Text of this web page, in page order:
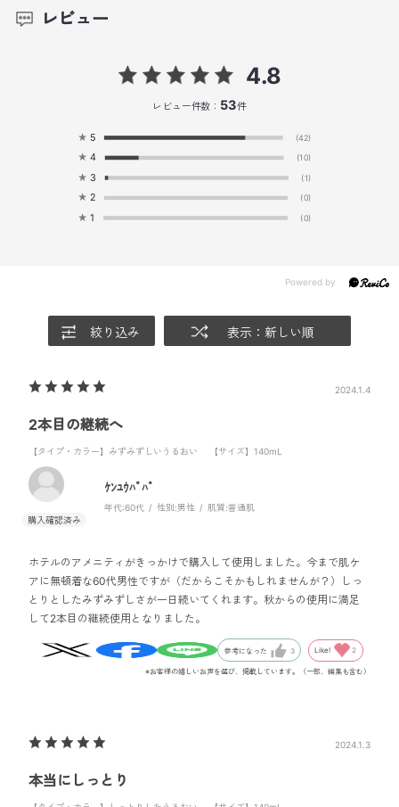
レビュー
4.8
レビュー件数： 53件
★ 5 (42)
★ 4 (10)
★ 3 (1)
★ 2 (0)
★ 1 (0)
絞り込み 表示：新しい順
2024.1.4
2本目の継続へ
【タイプ・カラー】みずみずしいうるおい 【サイズ】140mL
ｹﾝﾕｳﾊﾟﾊﾟ
年代:60代 性別:男性 肌質:普通肌
ホテルのアメニティがきっかけで購入して使用しました。今まで肌ケ
アに無頓着な60代男性ですが（だからこそかもしれませんが？）しっ
とりとしたみずみずしさが一日続いてくれます。秋からの使用に満足
して2本目の継続使用となりました。
参考になった 3 Like! 2
※お客様の嬉しいお声を選び、掲載しています。（一部、編集も含む）
2024.1.3
本当にしっとり